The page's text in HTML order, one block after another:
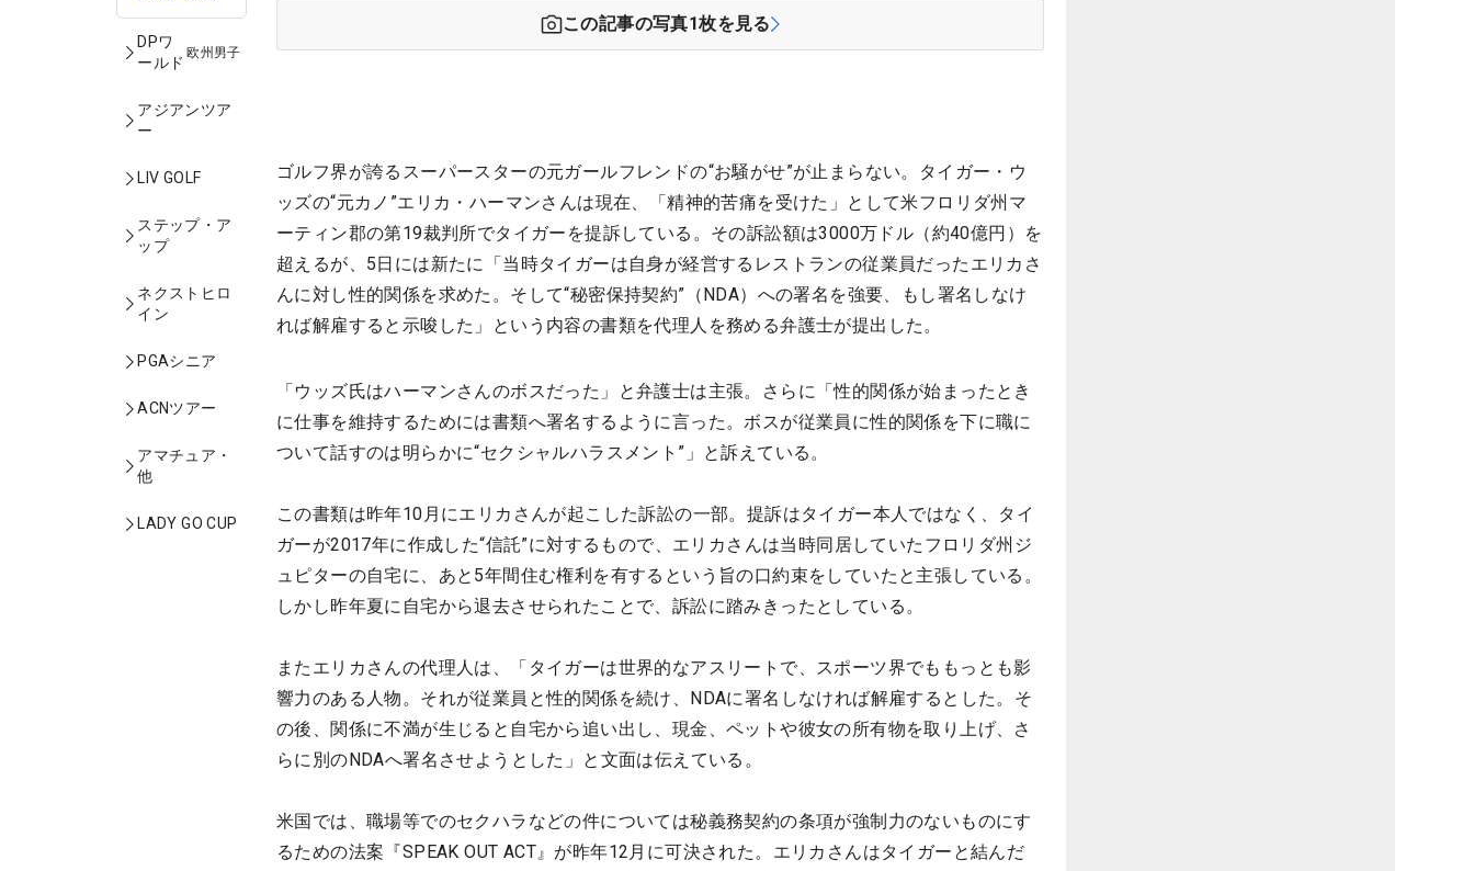
DPワ
ールド
欧州男子
アジアンツア
ー
LIV GOLF
ステップ・ア
ップ
ネクストヒロ
イン
PGAシニア
ACNツアー
アマチュア・
他
LADY GO CUP
この記事の写真1枚を見る
ゴルフ界が誇るスーパースターの元ガールフレンドの“お騒がせ”が止まらない。タイガー・ウ
ッズの“元カノ”エリカ・ハーマンさんは現在、「精神的苦痛を受けた」として米フロリダ州マ
ーティン郡の第19裁判所でタイガーを提訴している。その訴訟額は3000万ドル（約40億円）を
超えるが、5日には新たに「当時タイガーは自身が経営するレストランの従業員だったエリカさ
んに対し性的関係を求めた。そして“秘密保持契約”（NDA）への署名を強要、もし署名しなけ
れば解雇すると示唆した」という内容の書類を代理人を務める弁護士が提出した。
「ウッズ氏はハーマンさんのボスだった」と弁護士は主張。さらに「性的関係が始まったとき
に仕事を維持するためには書類へ署名するように言った。ボスが従業員に性的関係を下に職に
ついて話すのは明らかに“セクシャルハラスメント”」と訴えている。
この書類は昨年10月にエリカさんが起こした訴訟の一部。提訴はタイガー本人ではなく、タイ
ガーが2017年に作成した“信託”に対するもので、エリカさんは当時同居していたフロリダ州ジ
ュピターの自宅に、あと5年間住む権利を有するという旨の口約束をしていたと主張している。
しかし昨年夏に自宅から退去させられたことで、訴訟に踏みきったとしている。
またエリカさんの代理人は、「タイガーは世界的なアスリートで、スポーツ界でももっとも影
響力のある人物。それが従業員と性的関係を続け、NDAに署名しなければ解雇するとした。そ
の後、関係に不満が生じると自宅から追い出し、現金、ペットや彼女の所有物を取り上げ、さ
らに別のNDAへ署名させようとした」と文面は伝えている。
米国では、職場等でのセクハラなどの件については秘義務契約の条項が強制力のないものにす
るための法案『SPEAK OUT ACT』が昨年12月に可決された。エリカさんはタイガーと結んだ